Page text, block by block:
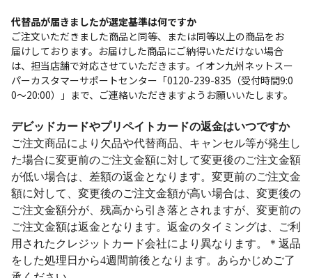
代替品が届きましたが選定基準は何ですか
ご注文いただきました商品と同等、または同等以上の商品をお
届けしております。お届けした商品にご納得いただけない場合
は、担当店舗で対応させていただきます。イオン九州ネットスー
パーカスタマーサポートセンター「0120-239-835（受付時間9:0
0～20:00）」まで、ご連絡いただきますようお願いいたします。
デビッドカードやプリペイトカードの返金はいつですか
ご注文商品により欠品や代替商品、キャンセル等が発生し
た場合に変更前のご注文金額に対して変更後のご注文金額
が低い場合は、差額の返金となります。変更前のご注文金
額に対して、変更後のご注文金額が高い場合は、変更後の
ご注文金額分が、残高から引き落とされますが、変更前の
ご注文金額は返金となります。返金のタイミングは、ご利
用されたクレジットカード会社により異なります。＊返品
をした処理日から4週間前後となります。あらかじめご了